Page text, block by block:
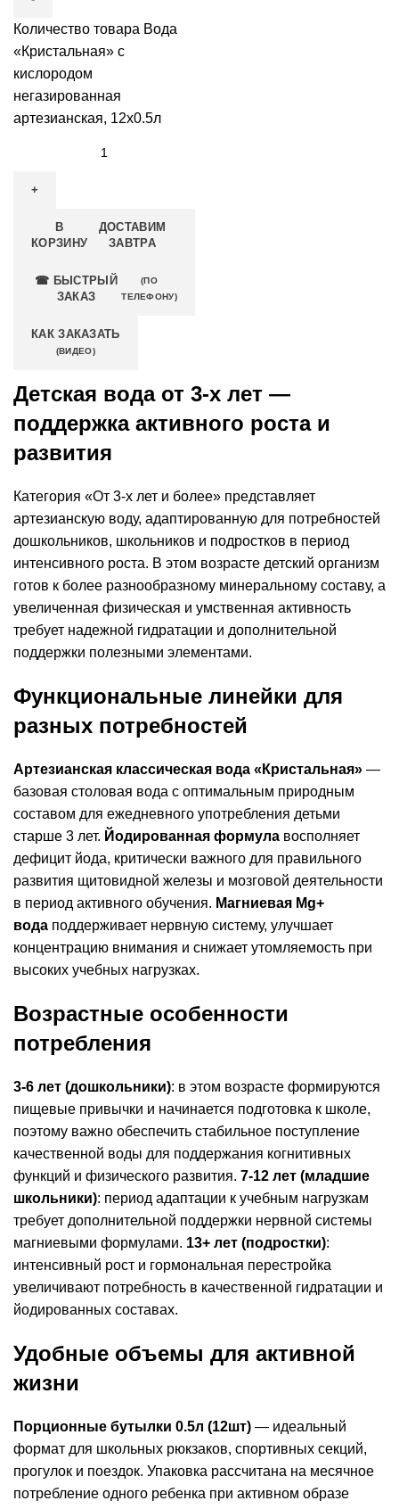
Количество товара Вода
«Кристальная» с
кислородом
негазированная
артезианская, 12x0.5л
В
КОРЗИНУ
ДОСТАВИМ
ЗАВТРА
☎ БЫСТРЫЙ
ЗАКАЗ
(ПО
ТЕЛЕФОНУ)
КАК ЗАКАЗАТЬ
(ВИДЕО)
Детская вода от 3-х лет —
поддержка активного роста и
развития
Категория «От 3-х лет и более» представляет
артезианскую воду, адаптированную для потребностей
дошкольников, школьников и подростков в период
интенсивного роста. В этом возрасте детский организм
готов к более разнообразному минеральному составу, а
увеличенная физическая и умственная активность
требует надежной гидратации и дополнительной
поддержки полезными элементами.
Функциональные линейки для
разных потребностей
Артезианская классическая вода «Кристальная» —
базовая столовая вода с оптимальным природным
составом для ежедневного употребления детьми
старше 3 лет. Йодированная формула восполняет
дефицит йода, критически важного для правильного
развития щитовидной железы и мозговой деятельности
в период активного обучения. Магниевая Mg+
вода поддерживает нервную систему, улучшает
концентрацию внимания и снижает утомляемость при
высоких учебных нагрузках.
Возрастные особенности
потребления
3-6 лет (дошкольники): в этом возрасте формируются
пищевые привычки и начинается подготовка к школе,
поэтому важно обеспечить стабильное поступление
качественной воды для поддержания когнитивных
функций и физического развития. 7-12 лет (младшие
школьники): период адаптации к учебным нагрузкам
требует дополнительной поддержки нервной системы
магниевыми формулами. 13+ лет (подростки):
интенсивный рост и гормональная перестройка
увеличивают потребность в качественной гидратации и
йодированных составах.
Удобные объемы для активной
жизни
Порционные бутылки 0.5л (12шт) — идеальный
формат для школьных рюкзаков, спортивных секций,
прогулок и поездок. Упаковка рассчитана на месячное
потребление одного ребенка при активном образе